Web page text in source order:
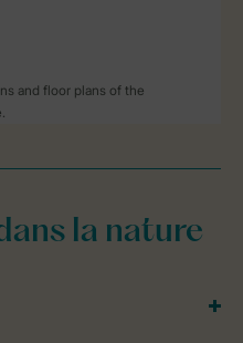
and floor plans of the
la nature